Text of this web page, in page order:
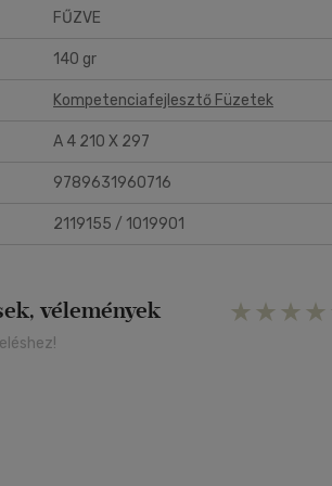
FŰZVE
140 gr
Kompetenciafejlesztő Füzetek
A 4 210 X 297
9789631960716
2119155 / 1019901
vélemények